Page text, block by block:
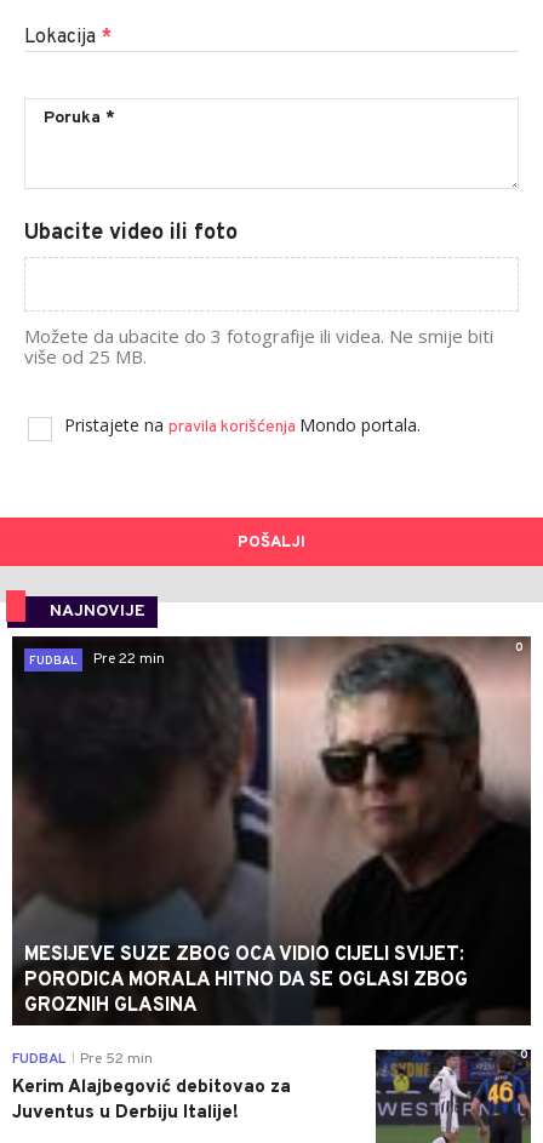
Lokacija *
Ubacite video ili foto
Možete da ubacite do 3 fotografije ili videa. Ne smije biti
više od 25 MB.
Pristajete na pravila korišćenja Mondo portala.
POŠALJI
NAJNOVIJE
0
FUDBAL
Pre 22 min
MESIJEVE SUZE ZBOG OCA VIDIO CIJELI SVIJET:
PORODICA MORALA HITNO DA SE OGLASI ZBOG
GROZNIH GLASINA
0
FUDBAL Pre 52 min
Kerim Alajbegović debitovao za
Juventus u Derbiju Italije!